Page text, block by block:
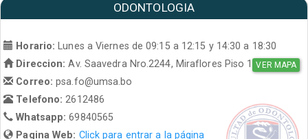
ODONTOLOGIA
Horario: Lunes a Viernes de 09:15 a 12:15 y 14:30 a 18:30
Direccion: Av. Saavedra Nro.2244, Miraflores Piso 1 VER MAPA
Correo:psa.fo@umsa.bo
Telefono:2612486
Whatsapp:69840565
Pagina Web: Click para entrar a la página